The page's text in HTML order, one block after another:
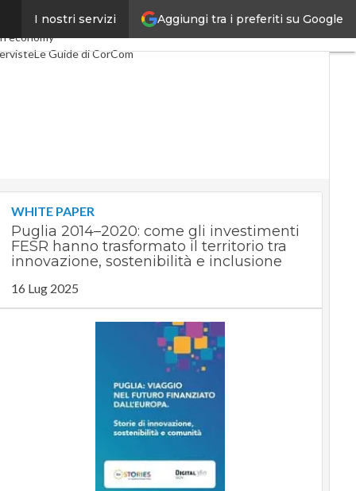
Aggiungi tra i preferiti su Google
I nostri servizi
Industria 4.0
economy
Le Guide di CorCom
WHITE PAPER
Puglia 2014–2020: come gli investimenti
FESR hanno trasformato il territorio tra
innovazione, sostenibilità e inclusione
16 Lug 2025